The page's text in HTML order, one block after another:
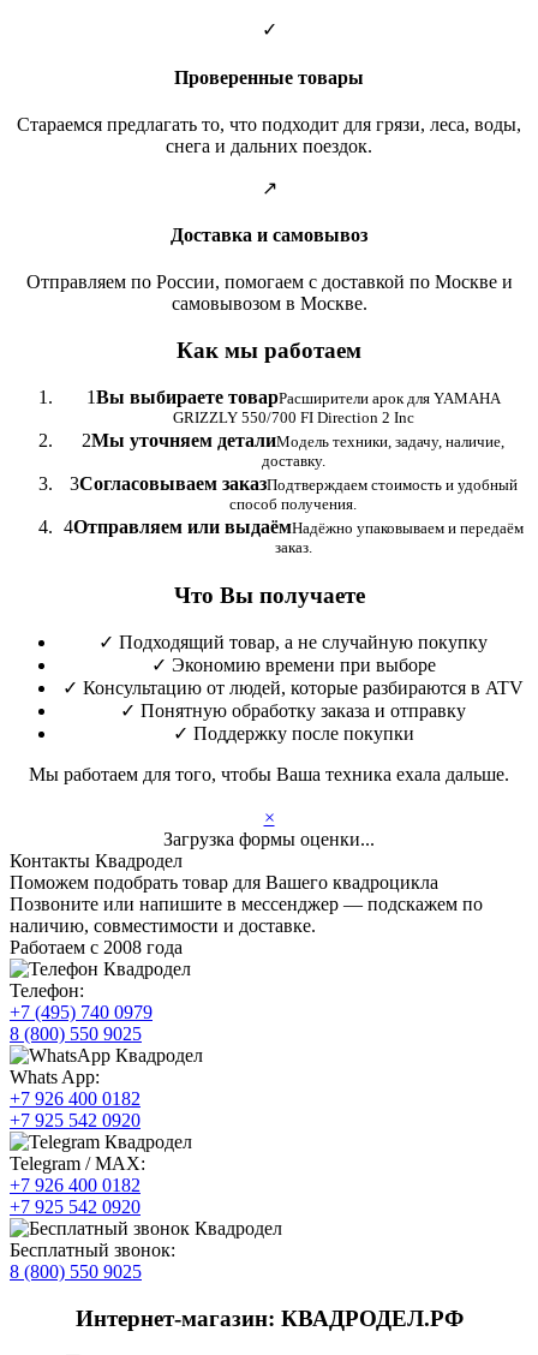
✓
Проверенные товары
Стараемся предлагать то, что подходит для грязи, леса, воды,
снега и дальних поездок.
↗
Доставка и самовывоз
Отправляем по России, помогаем с доставкой по Москве и
самовывозом в Москве.
Как мы работаем
1Вы выбираете товарРасширители арок для YAMAHA
GRIZZLY 550/700 FI Direction 2 Inc
2Мы уточняем деталиМодель техники, задачу, наличие,
доставку.
3Согласовываем заказПодтверждаем стоимость и удобный
способ получения.
4Отправляем или выдаёмНадёжно упаковываем и передаём
заказ.
Что Вы получаете
✓ Подходящий товар, а не случайную покупку
✓ Экономию времени при выборе
✓ Консультацию от людей, которые разбираются в ATV
✓ Понятную обработку заказа и отправку
✓ Поддержку после покупки
Мы работаем для того, чтобы Ваша техника ехала дальше.
×
Загрузка формы оценки...
Контакты Квадродел
Поможем подобрать товар для Вашего квадроцикла
Позвоните или напишите в мессенджер — подскажем по
наличию, совместимости и доставке.
Работаем с 2008 года
Телефон:
+7 (495) 740 0979
8 (800) 550 9025
Whats App:
+7 926 400 0182
+7 925 542 0920
Telegram / MAX:
+7 926 400 0182
+7 925 542 0920
Бесплатный звонок:
8 (800) 550 9025
Интернет-магазин: КВАДРОДЕЛ.РФ